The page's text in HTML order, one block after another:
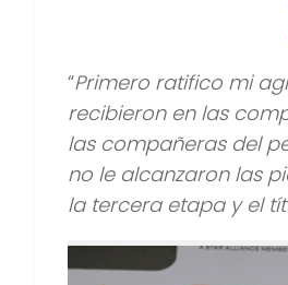
“Primero ratifico mi
recibieron en las
las compañeras del
no le alcanzaron las
la tercera etapa y el